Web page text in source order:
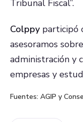
Tribunal Fiscal”.
Colppyparticipó
asesoramos
administración y
empresas y
Fuentes: AGIP y